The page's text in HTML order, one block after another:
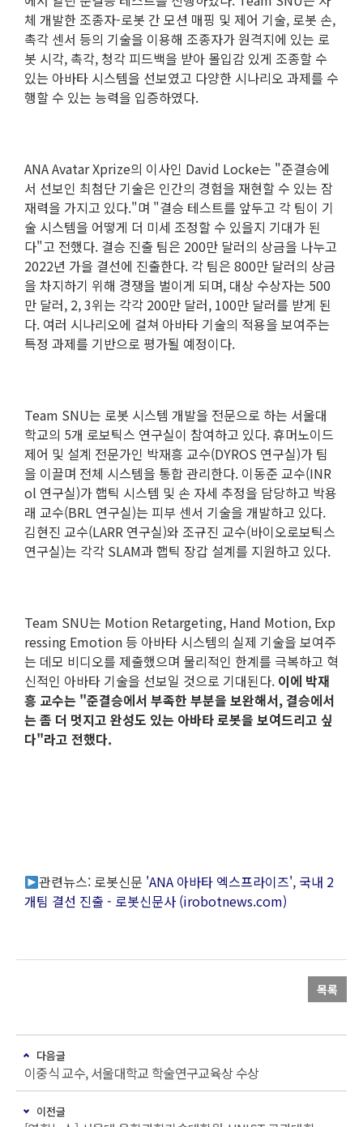
체 개발한 조종자-로봇 간 모션 매핑 및 제어 기술, 로봇 손,
촉각 센서 등의 기술을 이용해 조종자가 원격지에 있는 로
봇 시각, 촉각, 청각 피드백을 받아 몰입감 있게 조종할 수
있는 아바타 시스템을 선보였고 다양한 시나리오 과제를 수
행할 수 있는 능력을 입증하였다.
ANA Avatar Xprize의 이사인 David Locke는 "준결승에
서 선보인 최첨단 기술은 인간의 경험을 재현할 수 있는 잠
재력을 가지고 있다."며 "결승 테스트를 앞두고 각 팀이 기
술 시스템을 어떻게 더 미세 조정할 수 있을지 기대가 된
다"고 전했다. 결승 진출 팀은 200만 달러의 상금을 나누고
2022년 가을 결선에 진출한다. 각 팀은 800만 달러의 상금
을 차지하기 위해 경쟁을 벌이게 되며, 대상 수상자는 500
만 달러, 2, 3위는 각각 200만 달러, 100만 달러를 받게 된
다. 여러 시나리오에 걸쳐 아바타 기술의 적용을 보여주는
특정 과제를 기반으로 평가될 예정이다.
Team SNU는 로봇 시스템 개발을 전문으로 하는 서울대
학교의 5개 로보틱스 연구실이 참여하고 있다. 휴머노이드
제어 및 설계 전문가인 박재흥 교수(DYROS 연구실)가 팀
을 이끌며 전체 시스템을 통합 관리한다. 이동준 교수(INR
ol 연구실)가 햅틱 시스템 및 손 자세 추정을 담당하고 박용
래 교수(BRL 연구실)는 피부 센서 기술을 개발하고 있다.
김현진 교수(LARR 연구실)와 조규진 교수(바이오로보틱스
연구실)는 각각 SLAM과 햅틱 장갑 설계를 지원하고 있다.
Team SNU는 Motion Retargeting, Hand Motion, Exp
ressing Emotion 등 아바타 시스템의 실제 기술을 보여주
는 데모 비디오를 제출했으며 물리적인 한계를 극복하고 혁
신적인 아바타 기술을 선보일 것으로 기대된다. 이에 박재
흥 교수는 "준결승에서 부족한 부분을 보완해서, 결승에서
는 좀 더 멋지고 완성도 있는 아바타 로봇을 보여드리고 싶
다"라고 전했다.
관련뉴스: 로봇신문 'ANA 아바타 엑스프라이즈', 국내 2
개팀 결선 진출 - 로봇신문사 (irobotnews.com)
목록
다음글
이중식 교수, 서울대학교 학술연구교육상 수상
이전글